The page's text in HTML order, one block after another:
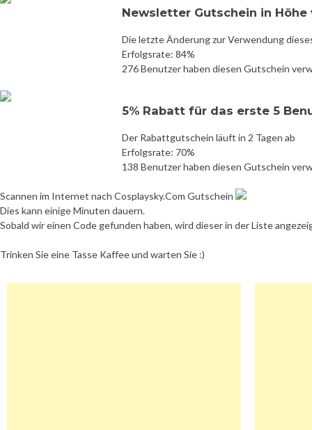
Newsletter Gutschein in
Die letzte Änderung zur Verwendung
Erfolgsrate: 84%
276 Benutzer haben diesen Gutschein
5% Rabatt für das erste 5
Der Rabattgutschein läuft in 2 Tagen ab
Erfolgsrate: 70%
138 Benutzer haben diesen Gutschein
Scannen im Internet nach Cosplaysky.Com Gutschein
Dies kann einige Minuten dauern.
Sobald wir einen Code gefunden haben, wird dieser in der Liste
Trinken Sie eine Tasse Kaffee und warten Sie :)